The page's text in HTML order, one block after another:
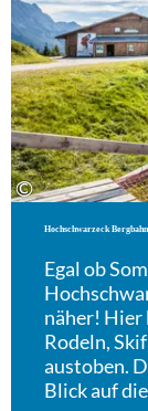
©
Hochschwarzeck Bergbahn
Egal ob
näher! Hier
Rodeln,
austoben.
Blick auf